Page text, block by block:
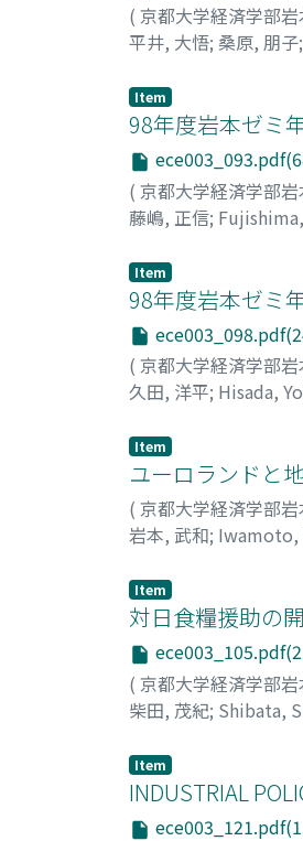
( 京都大学経済学部
平井, 大悟; 桑原, 朋子;
Item
98年度岩本ゼミ
( 京都大学経済学部
藤嶋, 正信;
Item
98年度岩本ゼミ
( 京都大学経済学部
久田, 洋平; Hisada,
Item
ユーロランドと
( 京都大学経済学部
岩本, 武和; Iwamoto,
Item
対日食糧援助の
( 京都大学経済学部
柴田, 茂紀; Shibata,
Item
INDUSTRIAL